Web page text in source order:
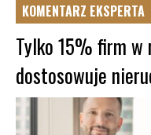
KOMENTARZ EKSPERTA
Tylko 15% firm w
dostosowuje